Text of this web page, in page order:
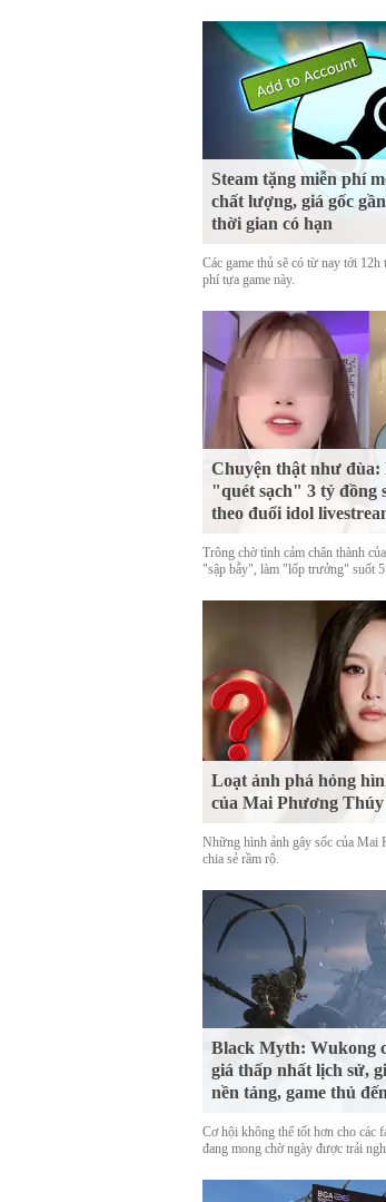
Steam tặng miễn phí
chất lượng, giá gốc
thời gian có hạn
Các game thủ sẽ có từ nay tới
phí tựa game này.
Chuyện thật như đùa:
"quét sạch" 3 tỷ đồng
theo đuổi idol
Trông chờ tình cảm chân thành
"sập bẫy", làm "lốp trưởng" suốt 5
Loạt ảnh phá hỏng
của Mai Phương Thúy
Những hình ảnh gây sốc của Mai
chia sẻ rầm rộ.
Black Myth: Wukong
giá thấp nhất lịch sử,
nền tảng, game thủ
Cơ hội không thể tốt hơn cho các
đang mong chờ ngày được trải